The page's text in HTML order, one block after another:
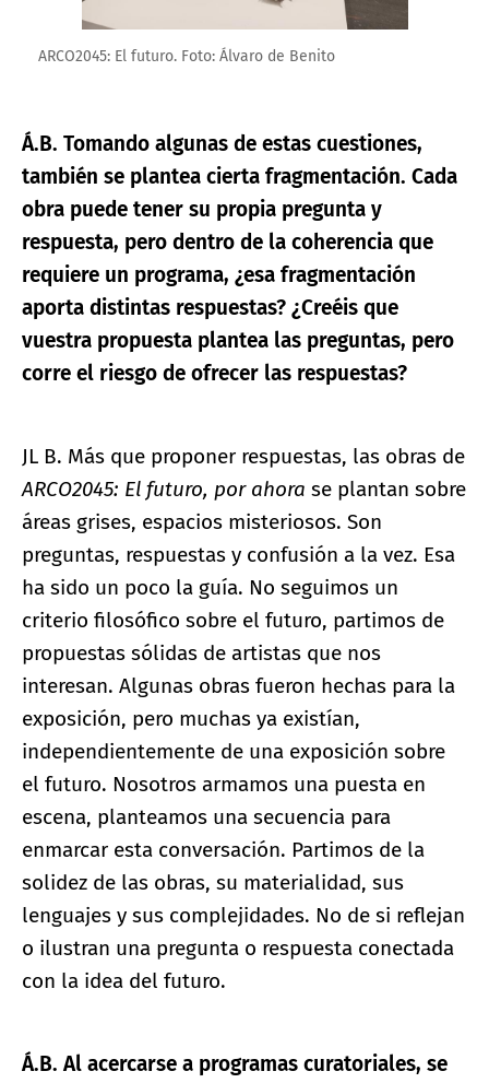
ARCO2045: El futuro. Foto: Álvaro de Benito
Á.B. Tomando algunas de estas cuestiones,
también se plantea cierta fragmentación. Cada
obra puede tener su propia pregunta y
respuesta, pero dentro de la coherencia que
requiere un programa, ¿esa fragmentación
aporta distintas respuestas? ¿Creéis que
vuestra propuesta plantea las preguntas, pero
corre el riesgo de ofrecer las respuestas?
JL B. Más que proponer respuestas, las obras de
ARCO2045: El futuro, por ahora se plantan sobre
áreas grises, espacios misteriosos. Son
preguntas, respuestas y confusión a la vez. Esa
ha sido un poco la guía. No seguimos un
criterio filosófico sobre el futuro, partimos de
propuestas sólidas de artistas que nos
interesan. Algunas obras fueron hechas para la
exposición, pero muchas ya existían,
independientemente de una exposición sobre
el futuro. Nosotros armamos una puesta en
escena, planteamos una secuencia para
enmarcar esta conversación. Partimos de la
solidez de las obras, su materialidad, sus
lenguajes y sus complejidades. No de si reflejan
o ilustran una pregunta o respuesta conectada
con la idea del futuro.
Á.B. Al acercarse a programas curatoriales, se